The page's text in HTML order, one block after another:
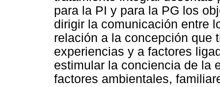
para la PI y para la PG los
dirigir la comunicación entre
relación a la concepción que
experiencias y a factores
estimular la conciencia de la
factores ambientales,